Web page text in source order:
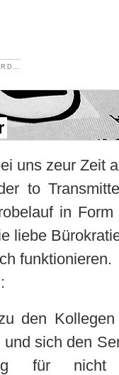
uns zeur Zeit
to
in
liebe
funktionieren.
den Kollegen
sich den
für